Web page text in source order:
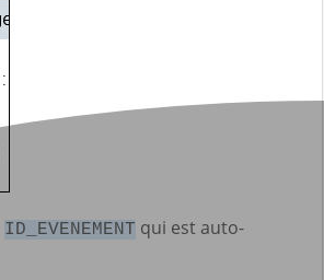
ID_EVENEMENT qui est auto-